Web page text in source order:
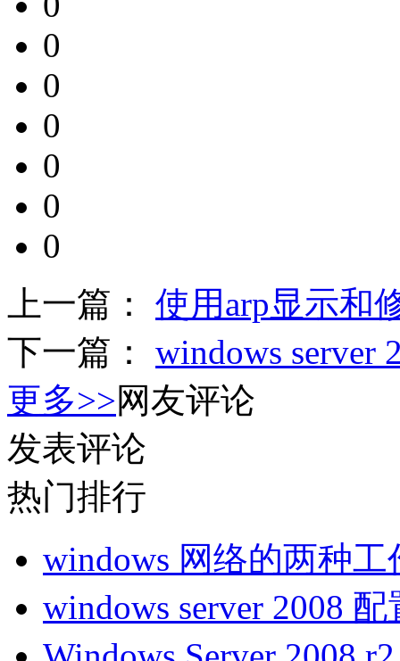
0
0
0
0
0
0
上一篇： 使用arp显示和
下一篇： windows server
更多>>网友评论
发表评论
热门排行
windows 网络的两种工
windows server 2008